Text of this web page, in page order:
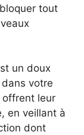
tout
un doux
dans votre
offrent leur
en veillant à
dont